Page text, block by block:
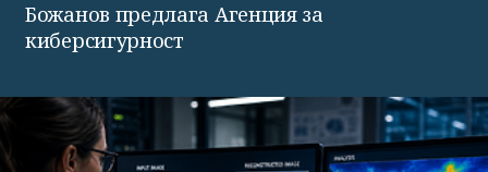
Божанов предлага Агенция за
киберсигурност